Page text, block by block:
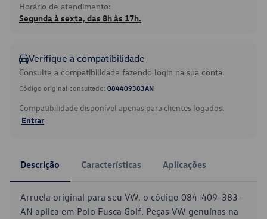
Horário de atendimento:
Segunda à sexta, das 8h às 17h.
Verifique a compatibilidade
Consulte a compatibilidade fazendo login na sua conta.
Código original consultado: 084409383AN
Compatibilidade disponível apenas para clientes logados.
Entrar
Descrição Características Aplicações
Arruela original para seu VW, o código 084-409-383-
AN aplica em Polo Fusca Golf. Peças VW genuínas na